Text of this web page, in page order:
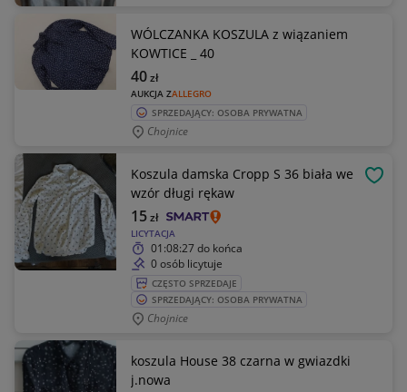
WÓLCZANKA KOSZULA z wiązaniem
KOWTICE _ 40
AUKCJA ZALLEGRO
40zł
SPRZEDAJĄCY: OSOBA PRYWATNA
Chojnice
Koszula damska Cropp S 36 biała we
wzór długi rękaw
LICYTACJA
15zł
01:08:27do końca
0 osób licytuje
CZĘSTO SPRZEDAJE
SPRZEDAJĄCY: OSOBA PRYWATNA
Chojnice
koszula House 38 czarna w gwiazdki
j.nowa